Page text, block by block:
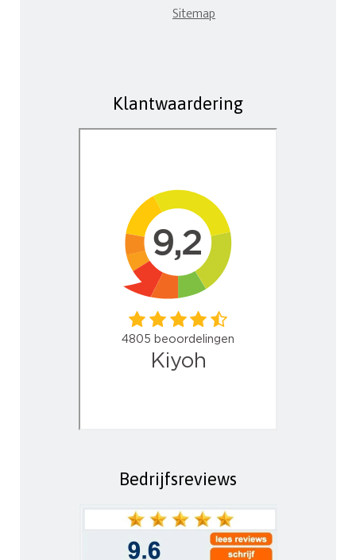
Sitemap
Klantwaardering
Bedrijfsreviews